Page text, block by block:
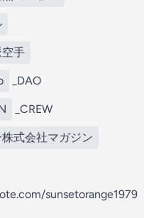
手
_DAO
_CREW
式会社マガジン
sunsetorange1979